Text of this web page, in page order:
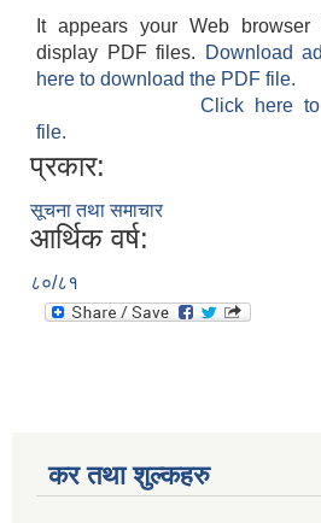
It appears your Web
display PDF files.
Download
here to download the PDF file.
Click here
file.
प्रकार:
सूचना तथा समाचार
आर्थिक वर्ष:
८०/८१
कर तथा शुल्कहरु